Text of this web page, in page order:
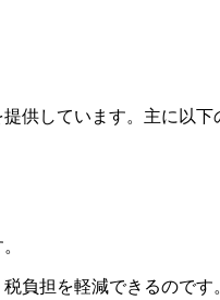
供しています。主に以下
負担を軽減できるので